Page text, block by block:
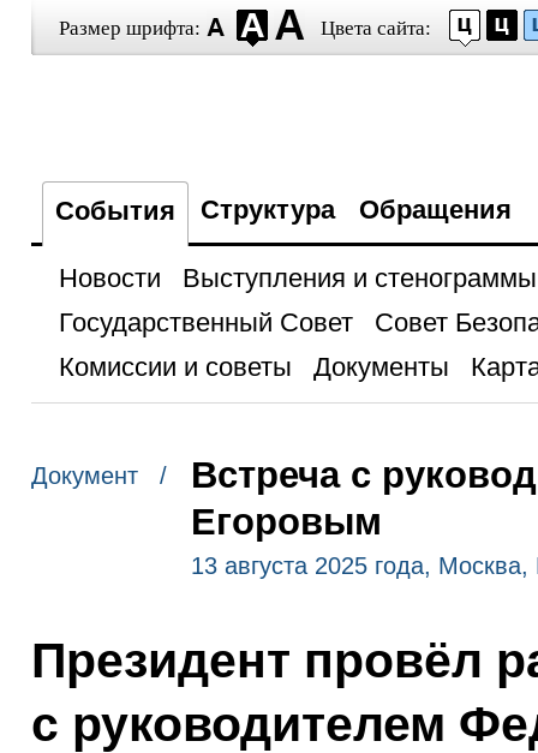
Размер шрифта: Цвета сайта:
События Структура Обращения
Новости
Выступления и стенограммы
Государственный Совет
Совет
Комиссии и советы
Документы
Документ /
Встреча с
Егоровым
13 августа 2025 года,
Президент провёл
с руководителем